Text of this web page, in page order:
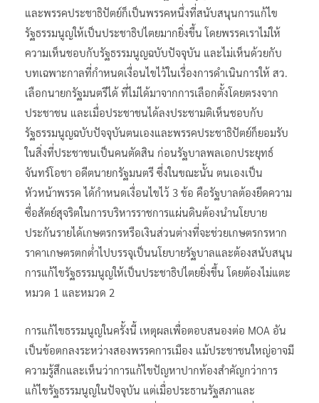
และพรรคประชาธิปัตย์ก็เป็นพรรคหนึ่งที่สนับสนุนการแก้ไข
รัฐธรรมนูญให้เป็นประชาธิปไตยมากยิ่งขึ้น โดยพรรคเราไม่ให้
ความเห็นชอบกับรัฐธรรมนูญฉบับปัจจุบัน และไม่เห็นด้วยกับ
บทเฉพาะกาลที่กำหนดเงื่อนไขไว้ในเรื่องการดำเนินการให้ สว.
เลือกนายกรัฐมนตรีได้ ที่ไม่ได้มาจากการเลือกตั้งโดยตรงจาก
ประชาชน และเมื่อประชาชนได้ลงประชามติเห็นชอบกับ
รัฐธรรมนูญฉบับปัจจุบันตนเองและพรรคประชาธิปัตย์ก็ยอมรับ
ในสิ่งที่ประชาชนเป็นคนตัดสิน ก่อนรัฐบาลพลเอกประยุทธ์
จันทร์โอชา อดีตนายกรัฐมนตรี ซึ่งในขณะนั้น ตนเองเป็น
หัวหน้าพรรค ได้กำหนดเงื่อนไขไว้ 3 ข้อ คือรัฐบาลต้องยึดความ
ซื่อสัตย์สุจริตในการบริหารราชการแผ่นดินต้องนำนโยบาย
ประกันรายได้เกษตรกรหรือเงินส่วนต่างที่จะช่วยเกษตรกรหาก
ราคาเกษตรตกต่ำไปบรรจุเป็นนโยบายรัฐบาลและต้องสนับสนุน
การแก้ไขรัฐธรรมนูญให้เป็นประชาธิปไตยยิ่งขึ้น โดยต้องไม่แตะ
หมวด 1 และหมวด 2
การแก้ไขธรรมนูญในครั้งนี้ เหตุผลเพื่อตอบสนองต่อ MOA อัน
เป็นข้อตกลงระหว่างสองพรรคการเมือง แม้ประชาชนใหญ่อาจมี
ความรู้สึกและเห็นว่าการแก้ไขปัญหาปากท้องสำคัญกว่าการ
แก้ไขรัฐธรรมนูญในปัจจุบัน แต่เมื่อประธานรัฐสภาและ